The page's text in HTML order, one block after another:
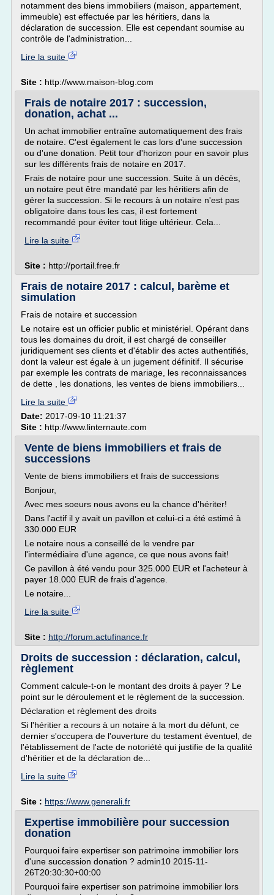
notamment des biens immobiliers (maison, appartement,
immeuble) est effectuée par les héritiers, dans la
déclaration de succession. Elle est cependant soumise au
contrôle de l'administration...
Lire la suite
Site : http://www.maison-blog.com
Frais de notaire 2017 : succession,
donation, achat ...
Un achat immobilier entraîne automatiquement des frais
de notaire. C'est également le cas lors d'une succession
ou d'une donation. Petit tour d'horizon pour en savoir plus
sur les différents frais de notaire en 2017.
Frais de notaire pour une succession. Suite à un décès,
un notaire peut être mandaté par les héritiers afin de
gérer la succession. Si le recours à un notaire n'est pas
obligatoire dans tous les cas, il est fortement
recommandé pour éviter tout litige ultérieur. Cela...
Lire la suite
Site : http://portail.free.fr
Frais de notaire 2017 : calcul, barème et
simulation
Frais de notaire et succession
Le notaire est un officier public et ministériel. Opérant dans
tous les domaines du droit, il est chargé de conseiller
juridiquement ses clients et d'établir des actes authentifiés,
dont la valeur est égale à un jugement définitif. Il sécurise
par exemple les contrats de mariage, les reconnaissances
de dette , les donations, les ventes de biens immobiliers...
Lire la suite
Date: 2017-09-10 11:21:37
Site : http://www.linternaute.com
Vente de biens immobiliers et frais de
successions
Vente de biens immobiliers et frais de successions
Bonjour,
Avec mes soeurs nous avons eu la chance d'hériter!
Dans l'actif il y avait un pavillon et celui-ci a été estimé à
330.000 EUR
Le notaire nous a conseillé de le vendre par
l'intermédiaire d'une agence, ce que nous avons fait!
Ce pavillon à été vendu pour 325.000 EUR et l'acheteur à
payer 18.000 EUR de frais d'agence.
Le notaire...
Lire la suite
Site : http://forum.actufinance.fr
Droits de succession : déclaration, calcul,
règlement
Comment calcule-t-on le montant des droits à payer ? Le
point sur le déroulement et le règlement de la succession.
Déclaration et règlement des droits
Si l'héritier a recours à un notaire à la mort du défunt, ce
dernier s'occupera de l'ouverture du testament éventuel, de
l'établissement de l'acte de notoriété qui justifie de la qualité
d'héritier et de la déclaration de...
Lire la suite
Site : https://www.generali.fr
Expertise immobilière pour succession
donation
Pourquoi faire expertiser son patrimoine immobilier lors
d'une succession donation ? admin10 2015-11-
26T20:30:30+00:00
Pourquoi faire expertiser son patrimoine immobilier lors